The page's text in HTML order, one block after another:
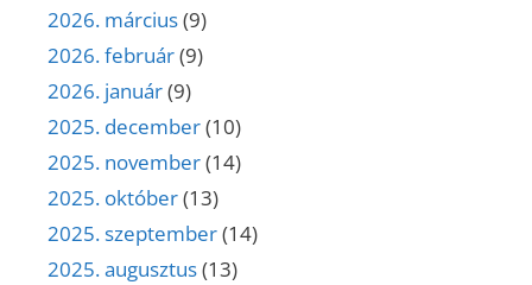
2026. március(9)
2026. február(9)
2026. január(9)
2025. december(10)
2025. november(14)
2025. október(13)
2025. szeptember(14)
2025. augusztus(13)